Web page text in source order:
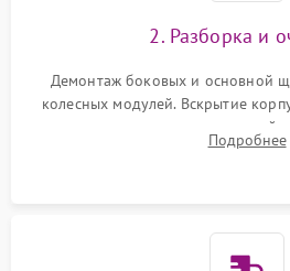
2. Разборка и
Демонтаж боковых и основной
колесных модулей. Вскрытие
очистка внутренних полостей,
скопившейся пыли, волос и
Подробнее